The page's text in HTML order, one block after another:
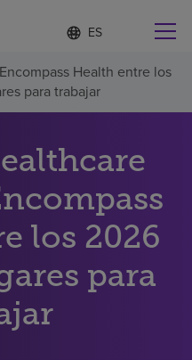
Lista
de
idiomas
contraída
d
o
m
a
l
e
c
c
i
o
a
cerca de usted
Health entre los
para trabajar
los 2026
para